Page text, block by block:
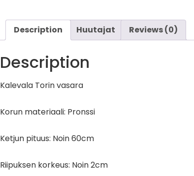
Description Huutajat Reviews (0)
Description
Kalevala Torin vasara
Korun materiaali: Pronssi
Ketjun pituus: Noin 60cm
Riipuksen korkeus: Noin 2cm